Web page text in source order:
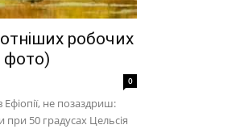
робочих
фото)
0
не позаздриш:
50 градусах Цельсія